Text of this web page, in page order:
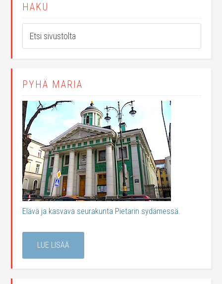
HAKU
PYHÄ MARIA
Elävä ja kasvava seurakunta Pietarin sydämessä.
LUE LISÄÄ